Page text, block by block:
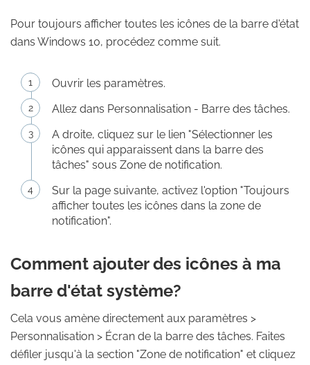
Pour toujours afficher toutes les icônes de la barre d'état
dans Windows 10, procédez comme suit.
Ouvrir les paramètres.
Allez dans Personnalisation - Barre des tâches.
A droite, cliquez sur le lien "Sélectionner les
icônes qui apparaissent dans la barre des
tâches" sous Zone de notification.
Sur la page suivante, activez l'option "Toujours
afficher toutes les icônes dans la zone de
notification".
Comment ajouter des icônes à ma
barre d'état système?
Cela vous amène directement aux paramètres >
Personnalisation > Écran de la barre des tâches. Faites
défiler jusqu'à la section "Zone de notification" et cliquez